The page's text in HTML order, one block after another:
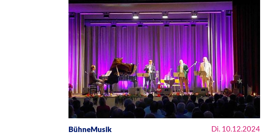
BühneMusik Di. 10.12.2024